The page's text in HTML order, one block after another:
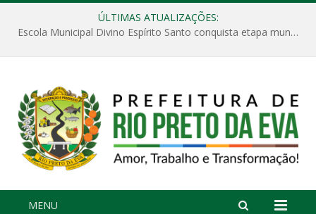
ÚLTIMAS ATUALIZAÇÕES:
Escola Municipal Divino Espírito Santo conquista etapa municipal da V Feira Amazonense de Matemática
MENU